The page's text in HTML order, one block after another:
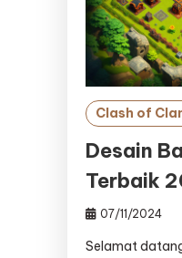
Clash of
Desain
Terbaik
07/11/2024
Selamat